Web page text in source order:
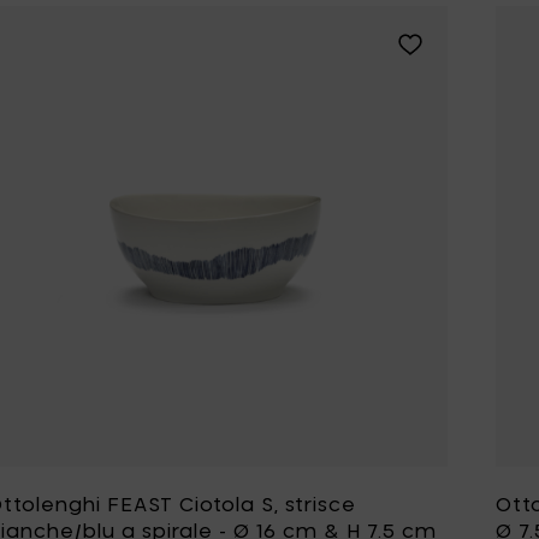
Aggiungi
FEAST Ciotola S, strisce
blu a spirale - Ø 16 cm & H 7.5 cm
Ø